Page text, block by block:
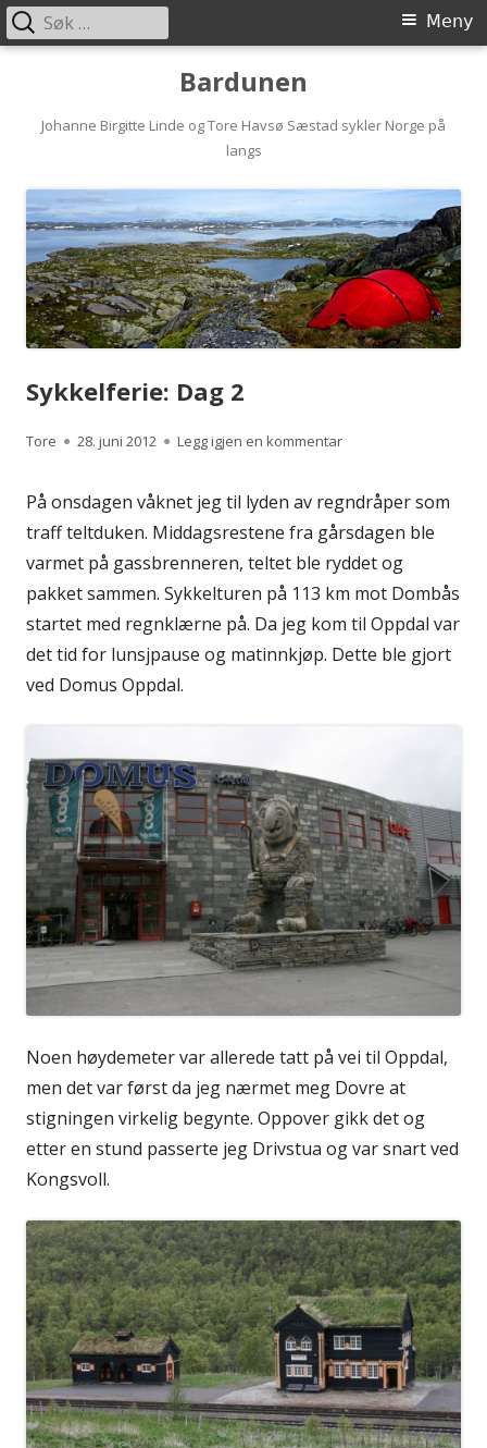
innhold
Bardunen
Johanne Birgitte Linde og Tore Havsø Sæstad sykler Norge på
langs
Primærmeny Meny
Søk
etter:
Sykkelferie: Dag 2
Forfatter
Tore Publisert
28. juni 2012 Legg igjen en kommentartil Sykkelferie: Dag 2
På onsdagen våknet jeg til lyden av regndråper som
traff teltduken. Middagsrestene fra gårsdagen ble
varmet på gassbrenneren, teltet ble ryddet og
pakket sammen. Sykkelturen på 113 km mot Dombås
startet med regnklærne på. Da jeg kom til Oppdal var
det tid for lunsjpause og matinnkjøp. Dette ble gjort
ved Domus Oppdal.
Noen høydemeter var allerede tatt på vei til Oppdal,
men det var først da jeg nærmet meg Dovre at
stigningen virkelig begynte. Oppover gikk det og
etter en stund passerte jeg Drivstua og var snart ved
Kongsvoll.